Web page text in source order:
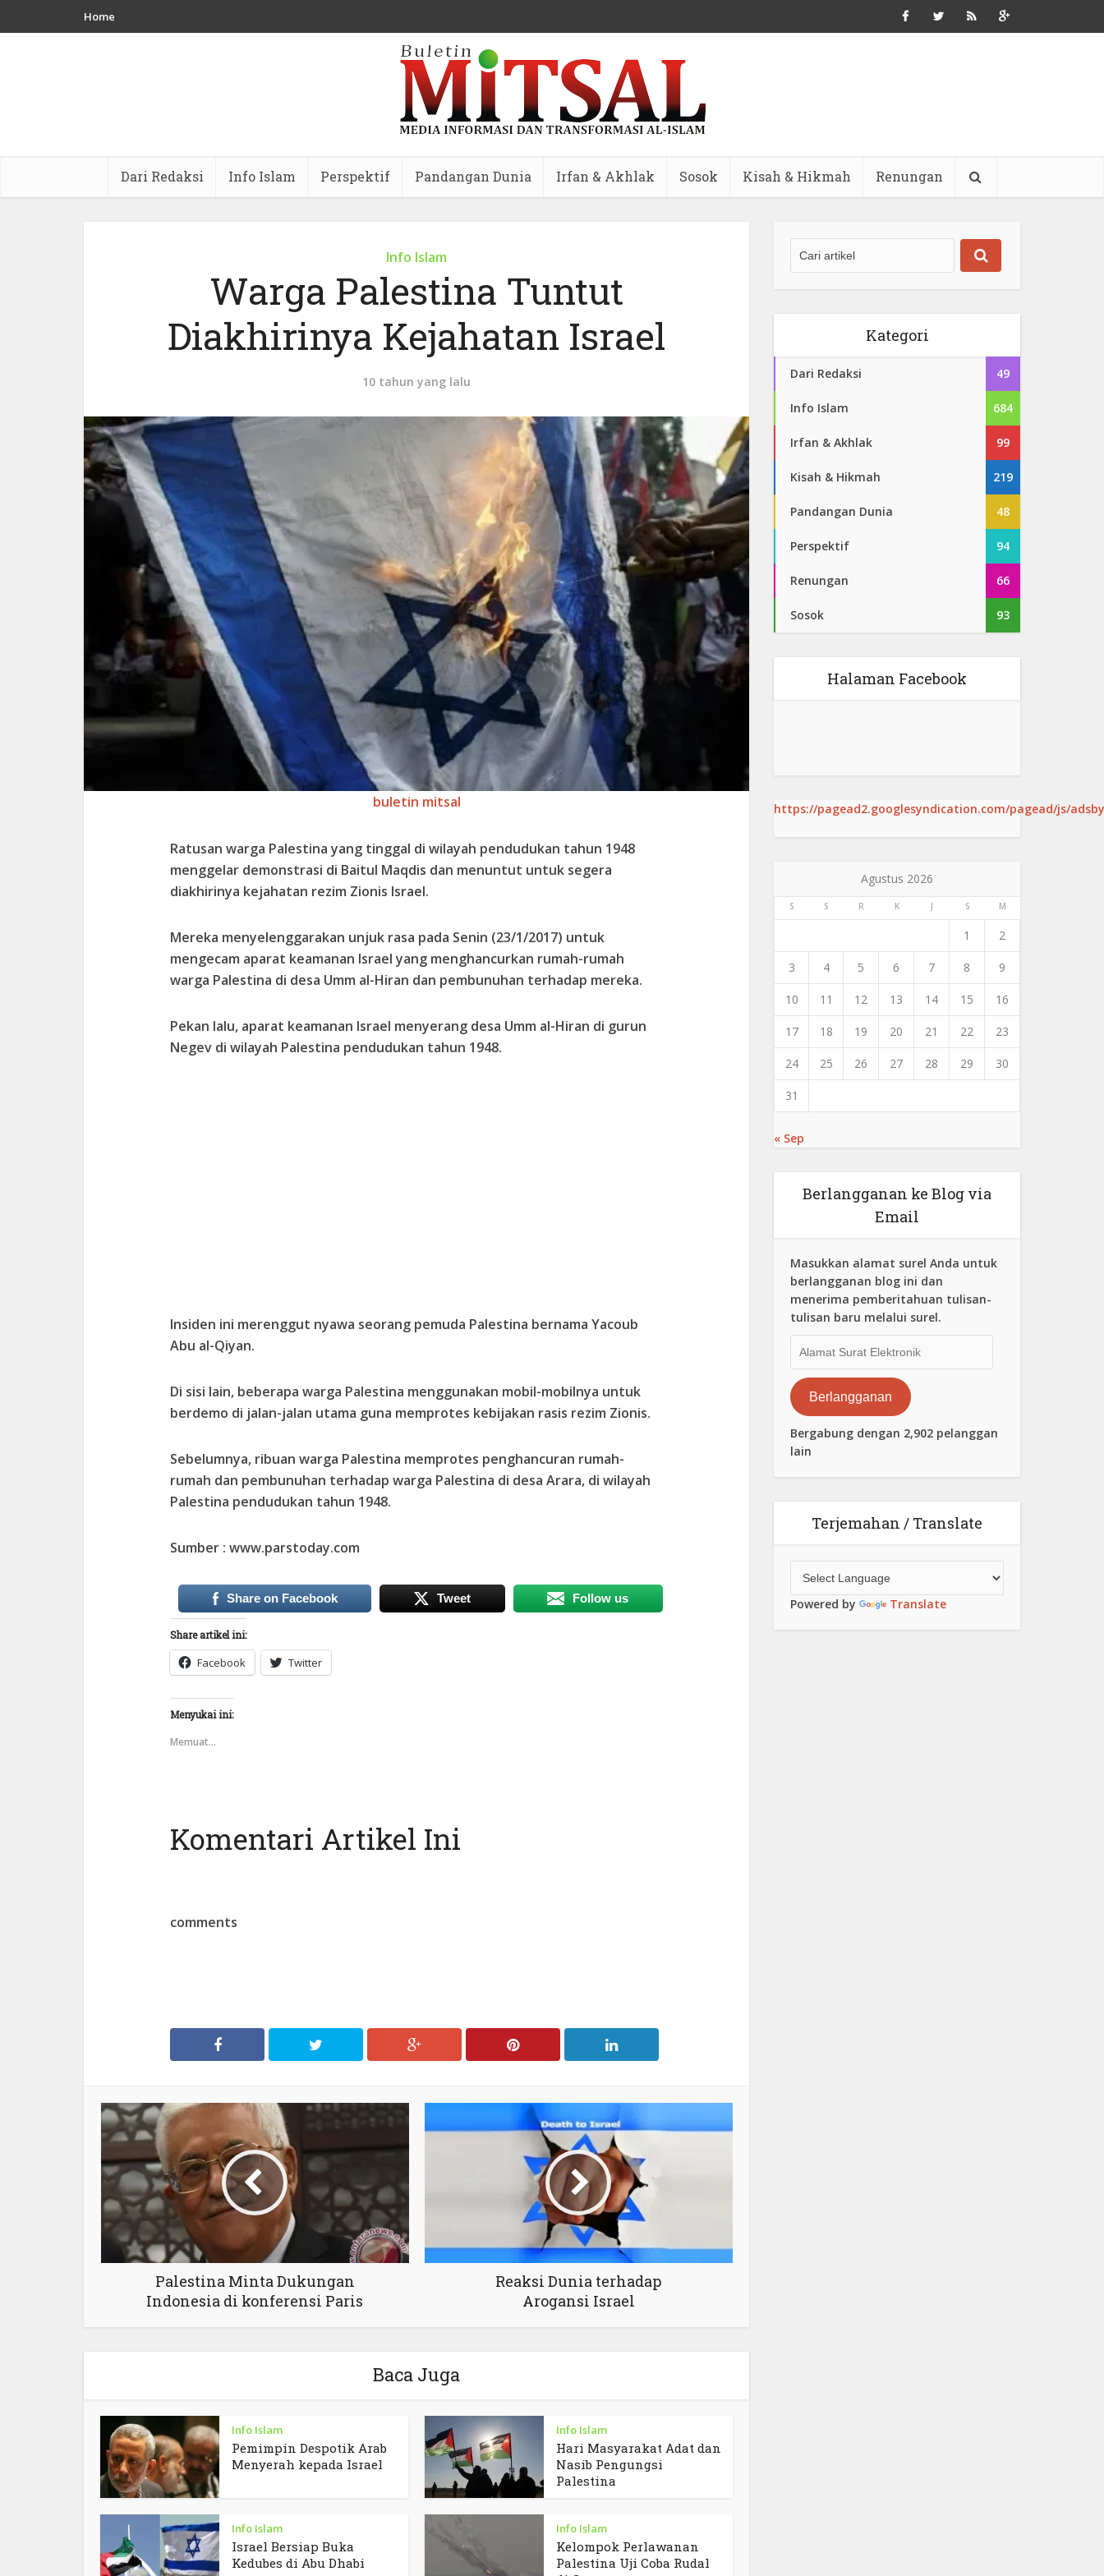
Home
Dari Redaksi Info Islam Perspektif Pandangan Dunia Irfan & Akhlak Sosok Kisah & Hikmah Renungan
Info Islam
Warga Palestina Tuntut
Diakhirinya Kejahatan Israel
10 tahun yang lalu
buletin mitsal
Ratusan warga Palestina yang tinggal di wilayah pendudukan tahun 1948
menggelar demonstrasi di Baitul Maqdis dan menuntut untuk segera
diakhirinya kejahatan rezim Zionis Israel.
Mereka menyelenggarakan unjuk rasa pada Senin (23/1/2017) untuk
mengecam aparat keamanan Israel yang menghancurkan rumah-rumah
warga Palestina di desa Umm al-Hiran dan pembunuhan terhadap mereka.
Pekan lalu, aparat keamanan Israel menyerang desa Umm al-Hiran di gurun
Negev di wilayah Palestina pendudukan tahun 1948.
Insiden ini merenggut nyawa seorang pemuda Palestina bernama Yacoub
Abu al-Qiyan.
Di sisi lain, beberapa warga Palestina menggunakan mobil-mobilnya untuk
berdemo di jalan-jalan utama guna memprotes kebijakan rasis rezim Zionis.
Sebelumnya, ribuan warga Palestina memprotes penghancuran rumah-
rumah dan pembunuhan terhadap warga Palestina di desa Arara, di wilayah
Palestina pendudukan tahun 1948.
Sumber : www.parstoday.com
Share on Facebook Tweet Follow us
Share artikel ini:
Facebook Twitter
Menyukai ini:
Memuat...
Komentari Artikel Ini
comments
Palestina Minta Dukungan
Indonesia di konferensi Paris
Reaksi Dunia terhadap
Arogansi Israel
Baca Juga
Info Islam
Pemimpin Despotik Arab
Menyerah kepada Israel
Info Islam
Hari Masyarakat Adat dan
Nasib Pengungsi
Palestina
Info Islam
Israel Bersiap Buka
Kedubes di Abu Dhabi
Info Islam
Kelompok Perlawanan
Palestina Uji Coba Rudal
Kategori
Dari Redaksi 49
Info Islam 684
Irfan & Akhlak 99
Kisah & Hikmah 219
Pandangan Dunia 48
Perspektif 94
Renungan 66
Sosok 93
Halaman Facebook
https://pagead2.googlesyndication.com/pagead/js/
Agustus 2026
S S R K J S M
1 2
3 4 5 6 7 8 9
10 11 12 13 14 15 16
17 18 19 20 21 22 23
24 25 26 27 28 29 30
31
« Sep
Berlangganan ke Blog via
Email
Masukkan alamat surel Anda untuk
berlangganan blog ini dan
menerima pemberitahuan tulisan-
tulisan baru melalui surel.
Surat
Elektronik
Berlangganan
Bergabung dengan 2,902 pelanggan
lain
Terjemahan / Translate
Powered by Translate